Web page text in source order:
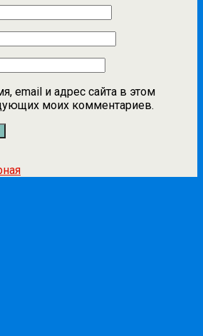
email и адрес сайта в этом
моих комментариев.